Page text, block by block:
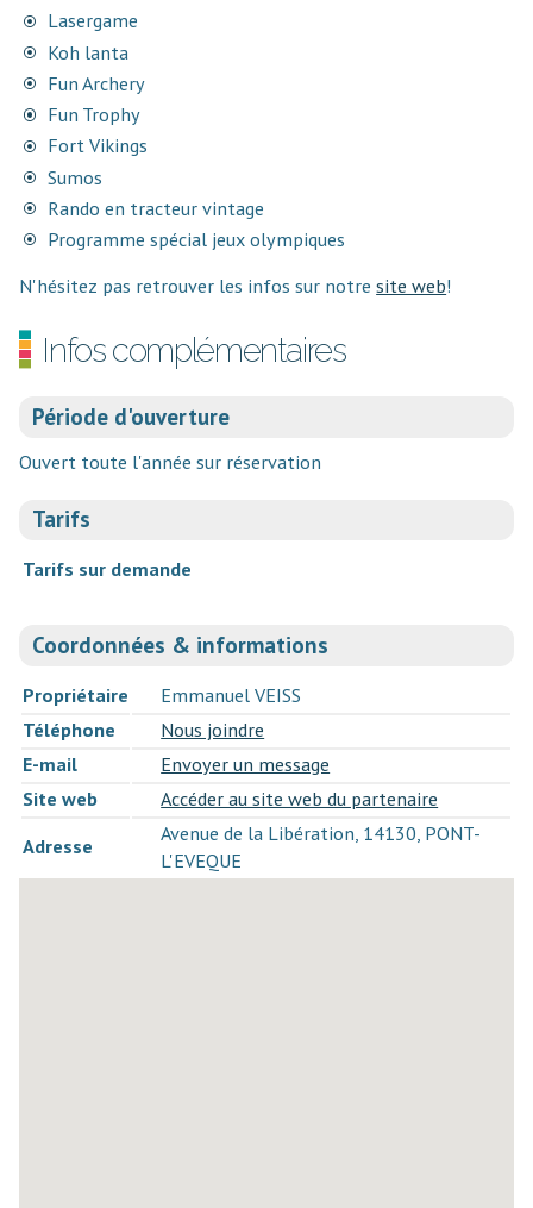
Lasergame
Koh lanta
Fun Archery
Fun Trophy
Fort Vikings
Sumos
Rando en tracteur vintage
Programme spécial jeux olympiques
N'hésitez pas retrouver les infos sur notresite web!
Infos complémentaires
Période d'ouverture
Ouvert toute l'année sur réservation
Tarifs
Tarifs sur demande
Coordonnées & informations
Propriétaire
Emmanuel VEISS
Téléphone
Nous joindre
E-mail
Envoyer un message
Site web
Accéder au site web du partenaire
Adresse
Avenue de la Libération, 14130, PONT-
L'EVEQUE